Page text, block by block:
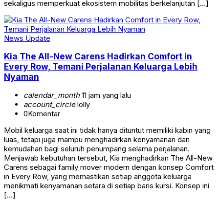
sekaligus memperkuat ekosistem mobilitas berkelanjutan […]
News Update
Kia The All-New Carens Hadirkan Comfort in
Every Row, Temani Perjalanan Keluarga Lebih
Nyaman
calendar_month11 jam yang lalu
account_circlelolly
0Komentar
Mobil keluarga saat ini tidak hanya dituntut memiliki kabin yang
luas, tetapi juga mampu menghadirkan kenyamanan dan
kemudahan bagi seluruh penumpang selama perjalanan.
Menjawab kebutuhan tersebut, Kia menghadirkan The All-New
Carens sebagai family mover modern dengan konsep Comfort
in Every Row, yang memastikan setiap anggota keluarga
menikmati kenyamanan setara di setiap baris kursi. Konsep ini
[…]